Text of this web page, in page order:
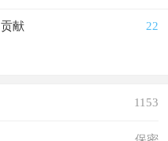
22
贡献
1153